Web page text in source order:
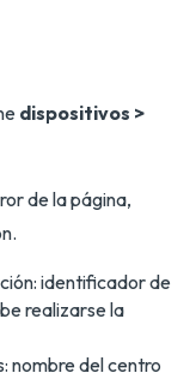
dispositivos >
de la página,
identificador de
realizarse la
nombre del centro